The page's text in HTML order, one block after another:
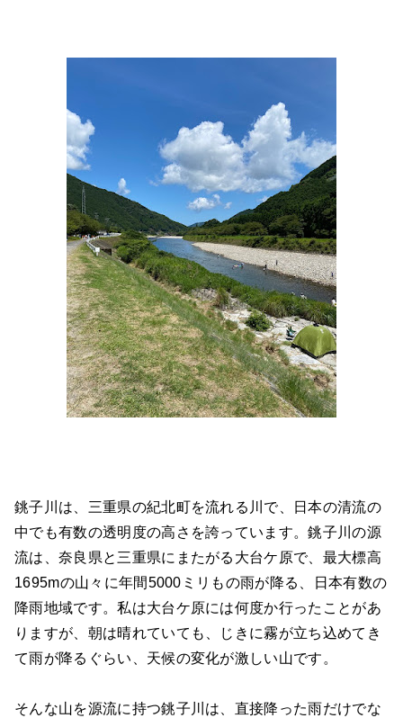
銚子川は、三重県の紀北町を流れる川で、日本の清流の
中でも有数の透明度の高さを誇っています。銚子川の源
流は、奈良県と三重県にまたがる大台ケ原で、最大標高
1695mの山々に年間5000ミリもの雨が降る、日本有数の
降雨地域です。私は大台ケ原には何度か行ったことがあ
りますが、朝は晴れていても、じきに霧が立ち込めてき
て雨が降るぐらい、天候の変化が激しい山です。
そんな山を源流に持つ銚子川は、直接降った雨だけでな